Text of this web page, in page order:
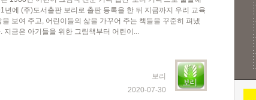
년에 (주)도서출판 보리로 출판 등록을 한 뒤 지금까지 우리 교육
을 보여 주고, 어린이들의 삶을 가꾸어 주는 책들을 꾸준히 펴냈
지금은 아기들을 위한 그림책부터 어린이...
보리
2020-07-30